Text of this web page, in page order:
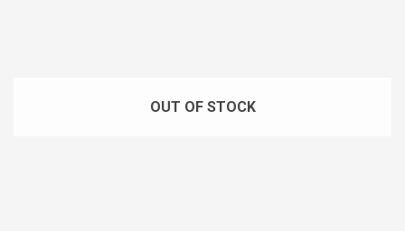
OUT OF STOCK